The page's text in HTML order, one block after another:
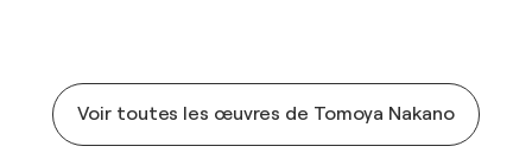
Voir toutes les œuvres de Tomoya Nakano